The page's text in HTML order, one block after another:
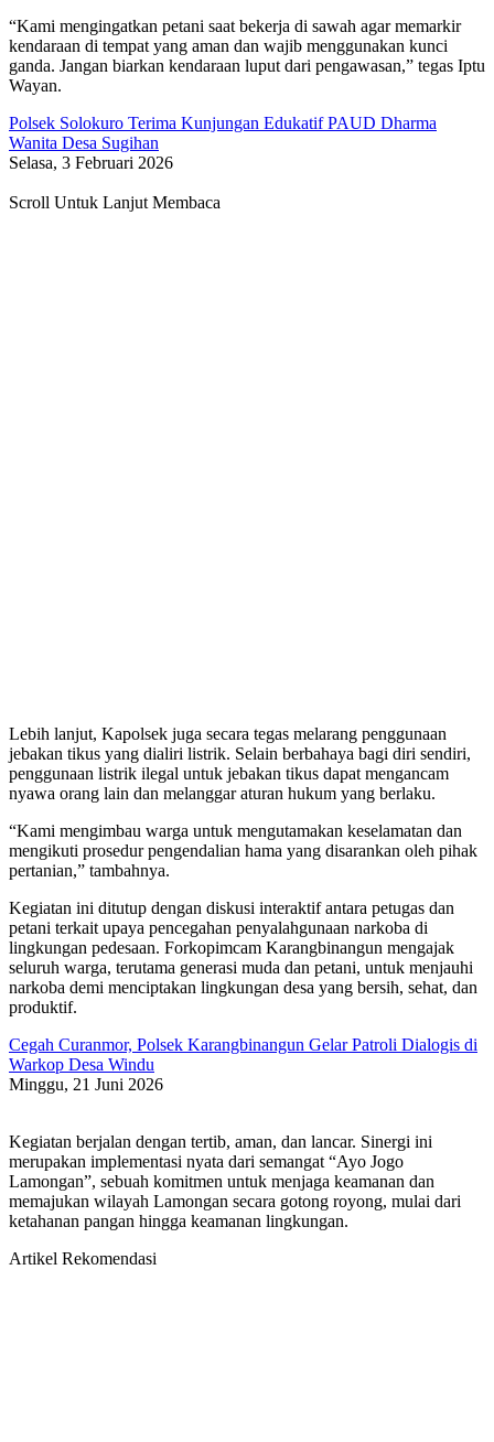
“Kami mengingatkan petani saat bekerja di sawah agar memarkir
kendaraan di tempat yang aman dan wajib menggunakan kunci
ganda. Jangan biarkan kendaraan luput dari pengawasan,” tegas Iptu
Wayan.
Polsek Solokuro Terima Kunjungan Edukatif PAUD Dharma
Wanita Desa Sugihan
Selasa, 3 Februari 2026
Scroll Untuk Lanjut Membaca
Lebih lanjut, Kapolsek juga secara tegas melarang penggunaan
jebakan tikus yang dialiri listrik. Selain berbahaya bagi diri sendiri,
penggunaan listrik ilegal untuk jebakan tikus dapat mengancam
nyawa orang lain dan melanggar aturan hukum yang berlaku.
“Kami mengimbau warga untuk mengutamakan keselamatan dan
mengikuti prosedur pengendalian hama yang disarankan oleh pihak
pertanian,” tambahnya.
Kegiatan ini ditutup dengan diskusi interaktif antara petugas dan
petani terkait upaya pencegahan penyalahgunaan narkoba di
lingkungan pedesaan. Forkopimcam Karangbinangun mengajak
seluruh warga, terutama generasi muda dan petani, untuk menjauhi
narkoba demi menciptakan lingkungan desa yang bersih, sehat, dan
produktif.
Cegah Curanmor, Polsek Karangbinangun Gelar Patroli Dialogis di
Warkop Desa Windu
Minggu, 21 Juni 2026
Kegiatan berjalan dengan tertib, aman, dan lancar. Sinergi ini
merupakan implementasi nyata dari semangat “Ayo Jogo
Lamongan”, sebuah komitmen untuk menjaga keamanan dan
memajukan wilayah Lamongan secara gotong royong, mulai dari
ketahanan pangan hingga keamanan lingkungan.
Artikel Rekomendasi